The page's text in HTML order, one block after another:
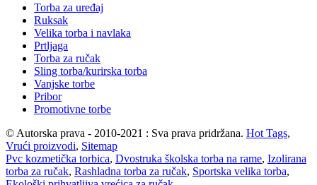
Torba za uređaj
Ruksak
Velika torba i navlaka
Prtljaga
Torba za ručak
Sling torba/kurirska torba
Vanjske torbe
Pribor
Promotivne torbe
© Autorska prava - 2010-2021 : Sva prava pridržana. Hot Tags,
Vrući proizvodi, Sitemap
Pvc kozmetička torbica, Dvostruka školska torba na rame, Izolirana
torba za ručak, Rashladna torba za ručak, Sportska velika torba,